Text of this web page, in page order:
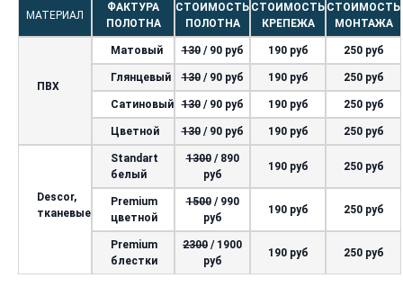
МАТЕРИАЛ
ФАКТУРА
ПОЛОТНА
СТОИМОСТЬ
ПОЛОТНА
СТОИМОСТЬ
КРЕПЕЖА
СТОИМОСТЬ
МОНТАЖА
ПВХ
Матовый 130/ 90 руб 190 руб 250 руб
Глянцевый 130/ 90 руб 190 руб 250 руб
Сатиновый 130/ 90 руб 190 руб 250 руб
Цветной 130/ 90 руб 190 руб 250 руб
Descor,
тканевые
Standart
белый
1300/ 890
руб
190 руб 250 руб
Premium
цветной
1500/ 990
руб
190 руб 250 руб
Premium
блестки
2300 / 1900
руб
190 руб 250 руб